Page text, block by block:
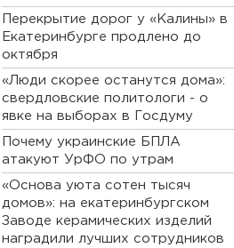
Перекрытие дорог у «Калины» в
Екатеринбурге продлено до
октября
«Люди скорее останутся дома»:
свердловские политологи - о
явке на выборах в Госдуму
Почему украинские БПЛА
атакуют УрФО по утрам
«Основа уюта сотен тысяч
домов»: на екатеринбургском
Заводе керамических изделий
наградили лучших сотрудников